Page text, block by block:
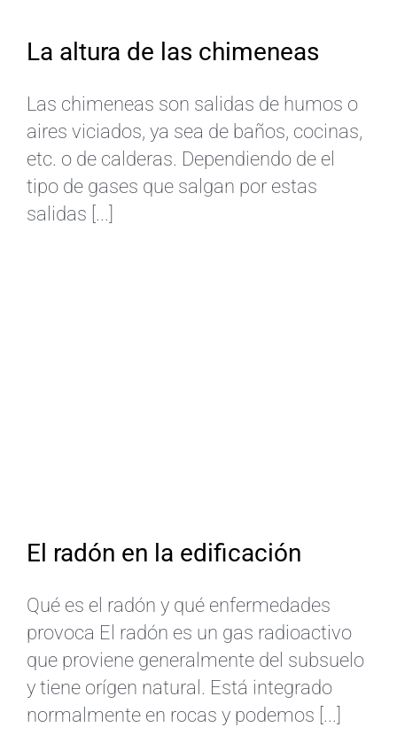
La altura de las chimeneas
Las chimeneas son salidas de humos o
aires viciados, ya sea de baños, cocinas,
etc. o de calderas. Dependiendo de el
tipo de gases que salgan por estas
salidas [...]
El radón en la edificación
Qué es el radón y qué enfermedades
provoca El radón es un gas radioactivo
que proviene generalmente del subsuelo
y tiene orígen natural. Está integrado
normalmente en rocas y podemos [...]